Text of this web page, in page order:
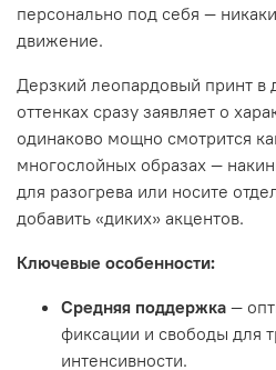
персонально под себя —
движение.
Дерзкий леопардовый принт в
оттенках сразу заявляет о
одинаково мощно смотрится
многослойных образах —
для разогрева или носите
добавить «диких» акцентов.
Ключевые особенности:
Средняя поддержка —
фиксации и свободы для
интенсивности.